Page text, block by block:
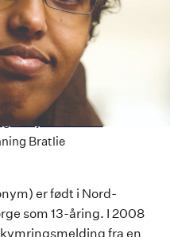
versjon av bildet
Bratlie
er født i Nord-
som 13-åring. I 2008
fra en